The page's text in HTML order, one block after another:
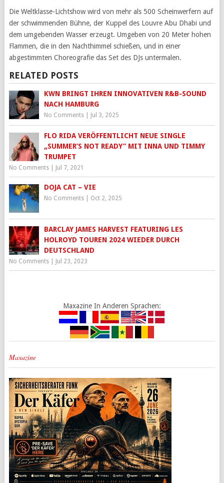
Die Weltklasse-Lichtshow wird von mehr als 500 Scheinwerfern auf
der schwimmenden Bühne, der Kuppel des Louvre Abu Dhabi und
dem umgebenden Wasser erzeugt. Umgeben von 20 Meter hohen
Flammen, die in den Nachthimmel schießen, und in einer
abgestimmten Choreografie das Set des DJs untermalen.
RELATED POSTS
KWN BRINGT IHREN INNOVATIVEN R&B-SOUND
NACH HAMBURG
No Comments| Jul 3, 2025
FLO RIDA VERÖFFENTLICHT NEUE SINGLE
„SUMMER’S NOT READY” MIT INNA UND TIMMY
TRUMPET
No Comments| Jul 7, 2021
DOJA CAT – VIE
No Comments| Oct 2, 2025
BARCLAY JAMES HARVEST FEATURING LES
HOLROYD TOUREN 2024 WIEDER DURCH
DEUTSCHLAND
No Comments| Jul 23, 2023
Maxazine In Anderen Sprachen:
Maxazine